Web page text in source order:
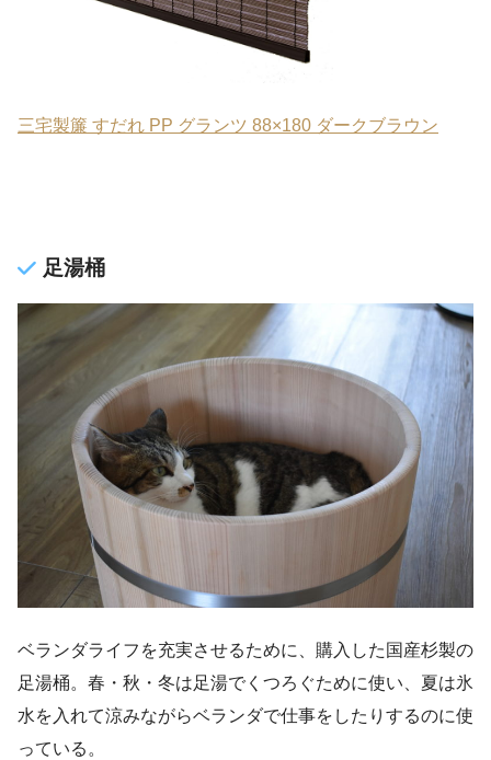
三宅製簾 すだれ PP グランツ 88×180 ダークブラウン
足湯桶
ベランダライフを充実させるために、購入した国産杉製の
足湯桶。春・秋・冬は足湯でくつろぐために使い、夏は氷
水を入れて涼みながらベランダで仕事をしたりするのに使
っている。